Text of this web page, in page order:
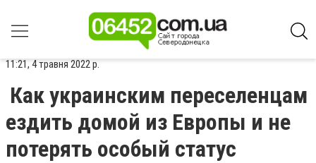
11:21, 4 травня 2022 р.
Как украинским переселенцам
ездить домой из Европы и не
потерять особый статус